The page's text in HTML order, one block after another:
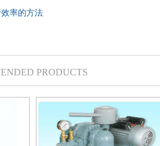
率的方法
PRODUCTS